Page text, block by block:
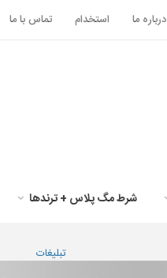
درباره ما استخدام تماس با ما
شرط مگ پلاس + ترندها
تبلیغات